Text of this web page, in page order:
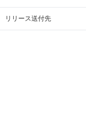
リリース送付先